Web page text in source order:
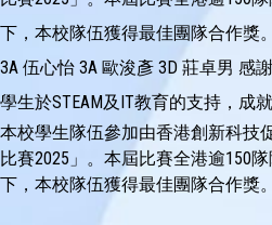
下，本校隊伍獲得最佳團隊合作獎
3A 伍心怡 3A 歐浚彥 3D 莊卓男 感
學生於STEAM及IT教育的支持，成
本校學生隊伍參加由香港創新科技
比賽2025」。本屆比賽全港逾150
下，本校隊伍獲得最佳團隊合作獎。